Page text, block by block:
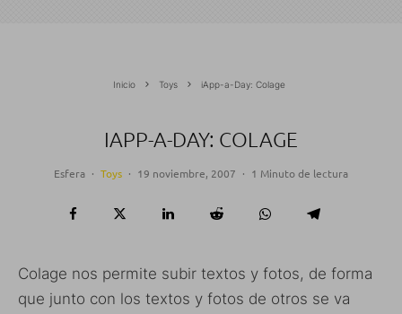
Inicio Toys iApp-a-Day: Colage
IAPP-A-DAY: COLAGE
Esfera · Toys · 19 noviembre, 2007 · 1 Minuto de lectura
Colage nos permite subir textos y fotos, de forma
que junto con los textos y fotos de otros se va